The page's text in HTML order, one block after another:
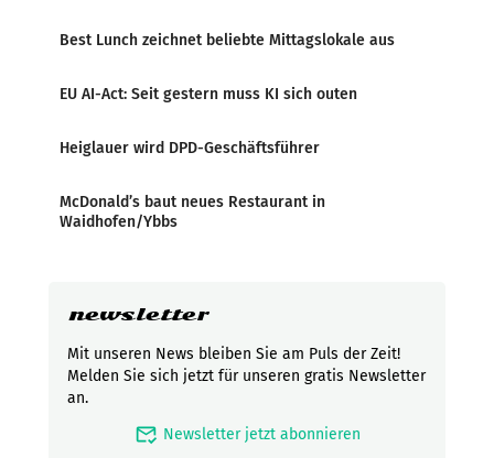
Best Lunch zeichnet beliebte Mittagslokale aus
EU AI-Act: Seit gestern muss KI sich outen
Heiglauer wird DPD-Geschäftsführer
McDonald’s baut neues Restaurant in
Waidhofen/Ybbs
newsletter
Mit unseren News bleiben Sie am Puls der Zeit!
Melden Sie sich jetzt für unseren gratis Newsletter
an.
mark_email_read Newsletter jetzt abonnieren